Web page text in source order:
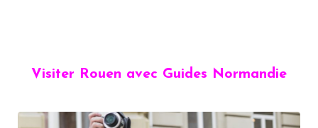
Visiter Rouen avec Guides Normandie